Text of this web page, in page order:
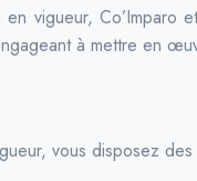
vigueur, Co’Imparo
à mettre en
vous disposez des